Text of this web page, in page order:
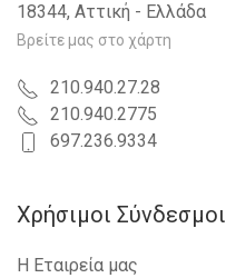
18344, Αττική - Ελλάδα
Βρείτε μας στο χάρτη
210.940.27.28
210.940.2775
697.236.9334
Χρήσιμοι Σύνδεσμοι
Η Εταιρεία μας